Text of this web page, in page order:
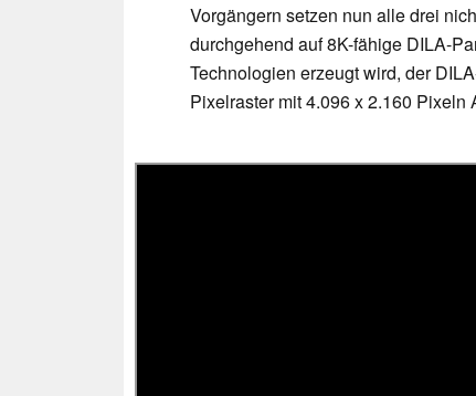
Vorgängern setzen nun alle drei
durchgehend auf 8K-fähige DILA-
Technologien erzeugt wird, der
Pixelraster mit 4.096 x 2.160 Pixeln